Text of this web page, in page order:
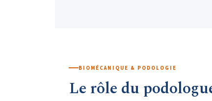
BIOMÉCANIQUE & PODOLOGIE
Le rôle du